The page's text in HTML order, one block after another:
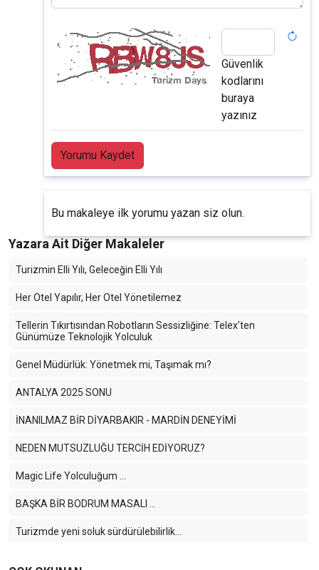
Güvenlik
kodlarını
buraya
yazınız
Yorumu Kaydet
Bu makaleye ilk yorumu yazan siz olun.
Yazara Ait Diğer Makaleler
Turizmin Elli Yılı, Geleceğin Elli Yılı
Her Otel Yapılır, Her Otel Yönetilemez
Tellerin Tıkırtısından Robotların Sessizliğine: Telex’ten
Günümüze Teknolojik Yolculuk
Genel Müdürlük: Yönetmek mi, Taşımak mı?
ANTALYA 2025 SONU
İNANILMAZ BİR DİYARBAKIR - MARDİN DENEYİMİ
NEDEN MUTSUZLUĞU TERCİH EDİYORUZ?
Magic Life Yolculuğum …
BAŞKA BİR BODRUM MASALI …
Turizmde yeni soluk sürdürülebilirlik...